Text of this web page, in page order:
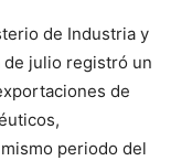
de Industria y
de julio registró un
de
periodo del